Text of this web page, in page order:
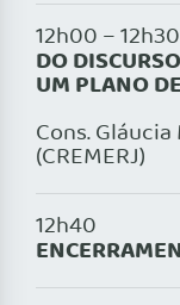
12h00 – 12h30
DO
UM PLANO
Cons.
(CREMERJ)
12h40